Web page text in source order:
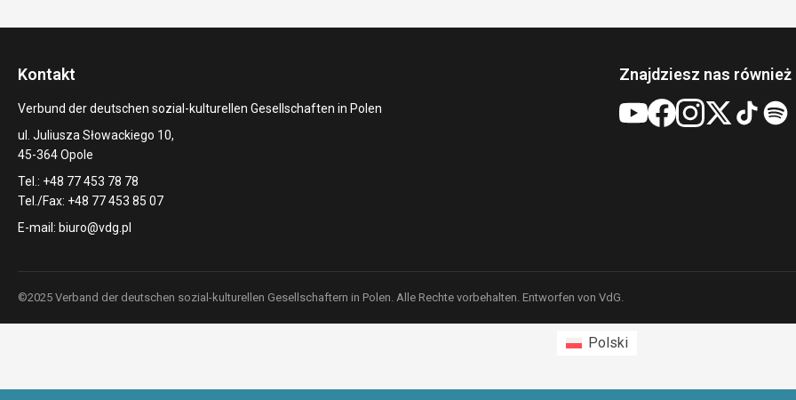
Kontakt
Verbund der deutschen sozial-kulturellen Gesellschaften in Polen
ul. Juliusza Słowackiego 10,
45-364 Opole
Tel.: +48 77 453 78 78
Tel./Fax: +48 77 453 85 07
E-mail: biuro@vdg.pl
Znajdziesz nas również
©2025 Verband der deutschen sozial-kulturellen Gesellschaftern in Polen. Alle Rechte vorbehalten. Entworfen von VdG.
Polski